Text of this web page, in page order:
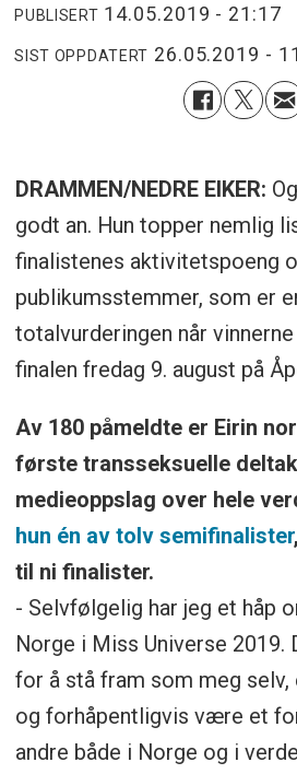
PUBLISERT 14.05.2019 - 21:17
SIST OPPDATERT 26.05.2019 -
DRAMMEN/NEDRE EIKER:
godt an. Hun topper nemlig
finalistenes aktivitetspoeng
publikumsstemmer, som er
totalvurderingen når
finalen fredag 9. august på
Av 180 påmeldte er Eirin
første transseksuelle
medieoppslag over hele
hun én av tolv semifinalister
til ni finalister.
- Selvfølgelig har jeg et håp
Norge i Miss Universe 2019.
for å stå fram som meg selv,
og forhåpentligvis være et
andre både i Norge og i